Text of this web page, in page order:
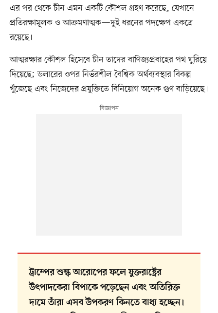
এর পর থেকে চীন এমন একটি কৌশল গ্রহণ করেছে, যেখানে
প্রতিরক্ষামূলক ও আক্রমণাত্মক—দুই ধরনের পদক্ষেপ একত্রে
রয়েছে।
আত্মরক্ষার কৌশল হিসেবে চীন তাদের বাণিজ্যপ্রবাহের পথ ঘুরিয়ে
দিয়েছে; ডলারের ওপর নির্ভরশীল বৈশ্বিক অর্থব্যবস্থার বিকল্প
খুঁজেছে এবং নিজেদের প্রযুক্তিতে বিনিয়োগ অনেক গুণ বাড়িয়েছে।
ট্রাম্পের শুল্ক আরোপের ফলে যুক্তরাষ্ট্রের
উৎপাদকেরা বিপাকে পড়েছেন এবং অতিরিক্ত
দামে তাঁরা এসব উপকরণ কিনতে বাধ্য হচ্ছেন।